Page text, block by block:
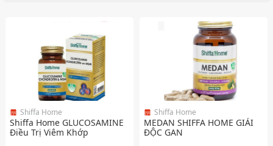
Shiffa Home
Shiffa Home GLUCOSAMINE
Điều Trị Viêm Khớp
Shiffa Home
MEDAN SHIFFA HOME GIẢI
ĐỘC GAN